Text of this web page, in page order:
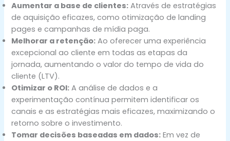
Aumentar a base de clientes: Através de estratégias
de aquisição eficazes, como otimização de landing
pages e campanhas de mídia paga.
Melhorar a retenção: Ao oferecer uma experiência
excepcional ao cliente em todas as etapas da
jornada, aumentando o valor do tempo de vida do
cliente (LTV).
Otimizar o ROI: A análise de dados e a
experimentação contínua permitem identificar os
canais e as estratégias mais eficazes, maximizando o
retorno sobre o investimento.
Tomar decisões baseadas em dados: Em vez de